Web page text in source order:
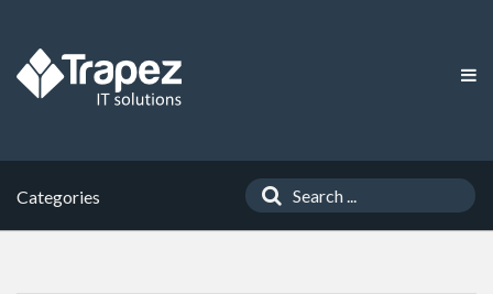
Categories